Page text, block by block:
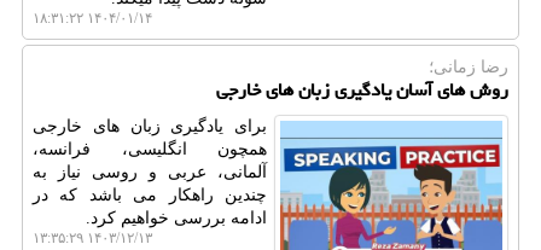
۱۴۰۴/۰۱/۱۴ ۱۸:۳۱:۲۲
رضا زمانی؛
روش های آسان یادگیری زبان های خارجی
برای یادگیری زبان های خارجی
همچون انگلیسی، فرانسه،
آلمانی، عربی و روسی نیاز به
چندین راهکار می باشد که در
ادامه بررسی خواهیم کرد.
۱۴۰۳/۱۲/۱۳ ۱۳:۳۵:۲۹